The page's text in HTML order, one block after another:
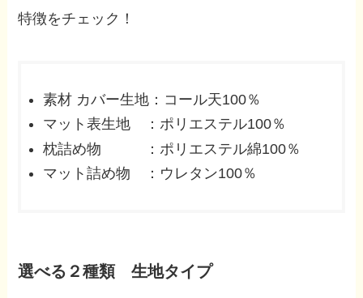
特徴をチェック！
素材 カバー生地：コール天100％
マット表生地 ：ポリエステル100％
枕詰め物 ：ポリエステル綿100％
マット詰め物 ：ウレタン100％
選べる２種類 生地タイプ